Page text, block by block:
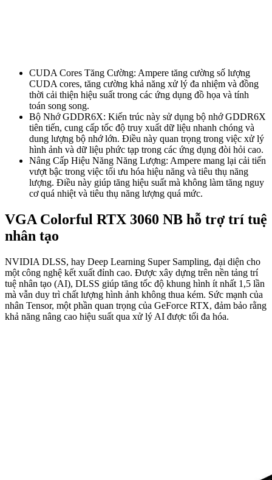
CUDA Cores Tăng Cường: Ampere tăng cường số lượng
CUDA cores, tăng cường khả năng xử lý đa nhiệm và đồng
thời cải thiện hiệu suất trong các ứng dụng đồ họa và tính
toán song song.
Bộ Nhớ GDDR6X: Kiến trúc này sử dụng bộ nhớ GDDR6X
tiên tiến, cung cấp tốc độ truy xuất dữ liệu nhanh chóng và
dung lượng bộ nhớ lớn. Điều này quan trọng trong việc xử lý
hình ảnh và dữ liệu phức tạp trong các ứng dụng đòi hỏi cao.
Nâng Cấp Hiệu Năng Năng Lượng: Ampere mang lại cải tiến
vượt bậc trong việc tối ưu hóa hiệu năng và tiêu thụ năng
lượng. Điều này giúp tăng hiệu suất mà không làm tăng nguy
cơ quá nhiệt và tiêu thụ năng lượng quá mức.
VGA Colorful RTX 3060 NB hỗ trợ trí tuệ
nhân tạo
NVIDIA DLSS, hay Deep Learning Super Sampling, đại diện cho
một công nghệ kết xuất đỉnh cao. Được xây dựng trên nền tảng trí
tuệ nhân tạo (AI), DLSS giúp tăng tốc độ khung hình ít nhất 1,5 lần
mà vẫn duy trì chất lượng hình ảnh không thua kém. Sức mạnh của
nhân Tensor, một phần quan trọng của GeForce RTX, đảm bảo rằng
khả năng nâng cao hiệu suất qua xử lý AI được tối đa hóa.